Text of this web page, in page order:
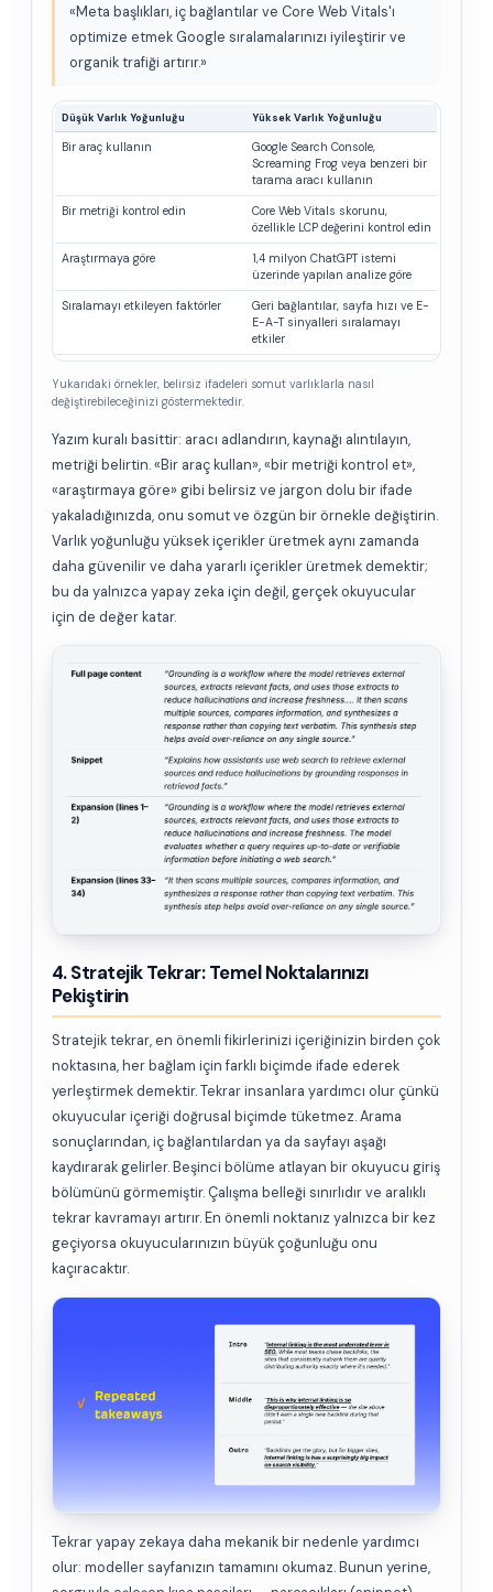
«Meta başlıkları, iç bağlantılar ve Core Web Vitals'ı
optimize etmek Google sıralamalarınızı iyileştirir ve
organik trafiği artırır.»
Düşük Varlık Yoğunluğu Yüksek Varlık Yoğunluğu
Bir araç kullanın
Google Search Console,
Screaming Frog veya benzeri bir
tarama aracı kullanın
Bir metriği kontrol edin
Core Web Vitals skorunu,
özellikle LCP değerini kontrol edin
Araştırmaya göre
1,4 milyon ChatGPT istemi
üzerinde yapılan analize göre
Sıralamayı etkileyen faktörler
Geri bağlantılar, sayfa hızı ve E-
E-A-T sinyalleri sıralamayı
etkiler
Yukarıdaki örnekler, belirsiz ifadeleri somut varlıklarla nasıl
değiştirebileceğinizi göstermektedir.
Yazım kuralı basittir: aracı adlandırın, kaynağı alıntılayın,
metriği belirtin. «Bir araç kullan», «bir metriği kontrol et»,
«araştırmaya göre» gibi belirsiz ve jargon dolu bir ifade
yakaladığınızda, onu somut ve özgün bir örnekle değiştirin.
Varlık yoğunluğu yüksek içerikler üretmek aynı zamanda
daha güvenilir ve daha yararlı içerikler üretmek demektir;
bu da yalnızca yapay zeka için değil, gerçek okuyucular
için de değer katar.
4. Stratejik Tekrar: Temel Noktalarınızı
Pekiştirin
Stratejik tekrar, en önemli fikirlerinizi içeriğinizin birden çok
noktasına, her bağlam için farklı biçimde ifade ederek
yerleştirmek demektir. Tekrar insanlara yardımcı olur çünkü
okuyucular içeriği doğrusal biçimde tüketmez. Arama
sonuçlarından, iç bağlantılardan ya da sayfayı aşağı
kaydırarak gelirler. Beşinci bölüme atlayan bir okuyucu giriş
bölümünü görmemiştir. Çalışma belleği sınırlıdır ve aralıklı
tekrar kavramayı artırır. En önemli noktanız yalnızca bir kez
geçiyorsa okuyucularınızın büyük çoğunluğu onu
kaçıracaktır.
Tekrar yapay zekaya daha mekanik bir nedenle yardımcı
olur: modeller sayfanızın tamamını okumaz. Bunun yerine,